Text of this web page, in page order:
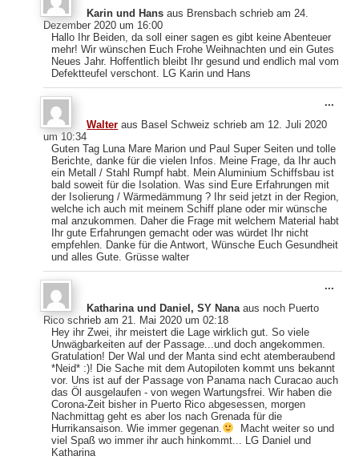
Karin und Hansaus Brensbach schrieb am 24.
Dezember 2020 um 16:00
Hallo Ihr Beiden, da soll einer sagen es gibt keine Abenteuer
mehr! Wir wünschen Euch Frohe Weihnachten und ein Gutes
Neues Jahr. Hoffentlich bleibt Ihr gesund und endlich mal vom
Defektteufel verschont. LG Karin und Hans
Walter aus Basel Schweiz schrieb am 12. Juli 2020
um 10:34
Guten Tag Luna Mare Marion und Paul Super Seiten und tolle
Berichte, danke für die vielen Infos. Meine Frage, da Ihr auch
ein Metall / Stahl Rumpf habt. Mein Aluminium Schiffsbau ist
bald soweit für die Isolation. Was sind Eure Erfahrungen mit
der Isolierung / Wärmedämmung ? Ihr seid jetzt in der Region,
welche ich auch mit meinem Schiff plane oder mir wünsche
mal anzukommen. Daher die Frage mit welchem Material habt
Ihr gute Erfahrungen gemacht oder was würdet Ihr nicht
empfehlen. Danke für die Antwort, Wünsche Euch Gesundheit
und alles Gute. Grüsse walter
...
Katharina und Daniel, SY Nanaaus noch Puerto
Rico schrieb am 21. Mai 2020 um 02:18
Hey ihr Zwei, ihr meistert die Lage wirklich gut. So viele
Unwägbarkeiten auf der Passage...und doch angekommen.
Gratulation! Der Wal und der Manta sind echt atemberaubend
*Neid* :)! Die Sache mit dem Autopiloten kommt uns bekannt
vor. Uns ist auf der Passage von Panama nach Curacao auch
das Öl ausgelaufen - von wegen Wartungsfrei. Wir haben die
Corona-Zeit bisher in Puerto Rico abgesessen, morgen
Nachmittag geht es aber los nach Grenada für die
Hurrikansaison. Wie immer gegenan.
Macht weiter so und
viel Spaß wo immer ihr auch hinkommt... LG Daniel und
Katharina
...